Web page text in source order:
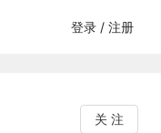
登录 / 注册
关 注